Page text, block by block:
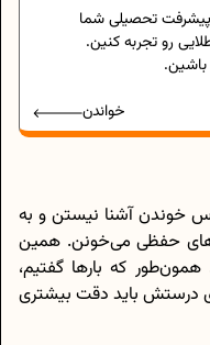
تحصیلی شما
رو تجربه کنین.
خواندن
خوندن آشنا نیستن و به
حفظی می‌خونن. همین
که بارها گفتیم،
درستش باید دقت بیشتری